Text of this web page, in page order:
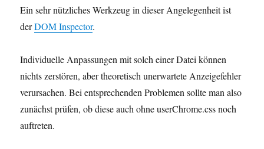
Ein sehr nützliches Werkzeug in dieser Angelegenheit ist
derDOM Inspector.
Individuelle Anpassungen mit solch einer Datei können
nichts zerstören, aber theoretisch unerwartete Anzeigefehler
verursachen. Bei entsprechenden Problemen sollte man also
zunächst prüfen, ob diese auch ohne userChrome.css noch
auftreten.